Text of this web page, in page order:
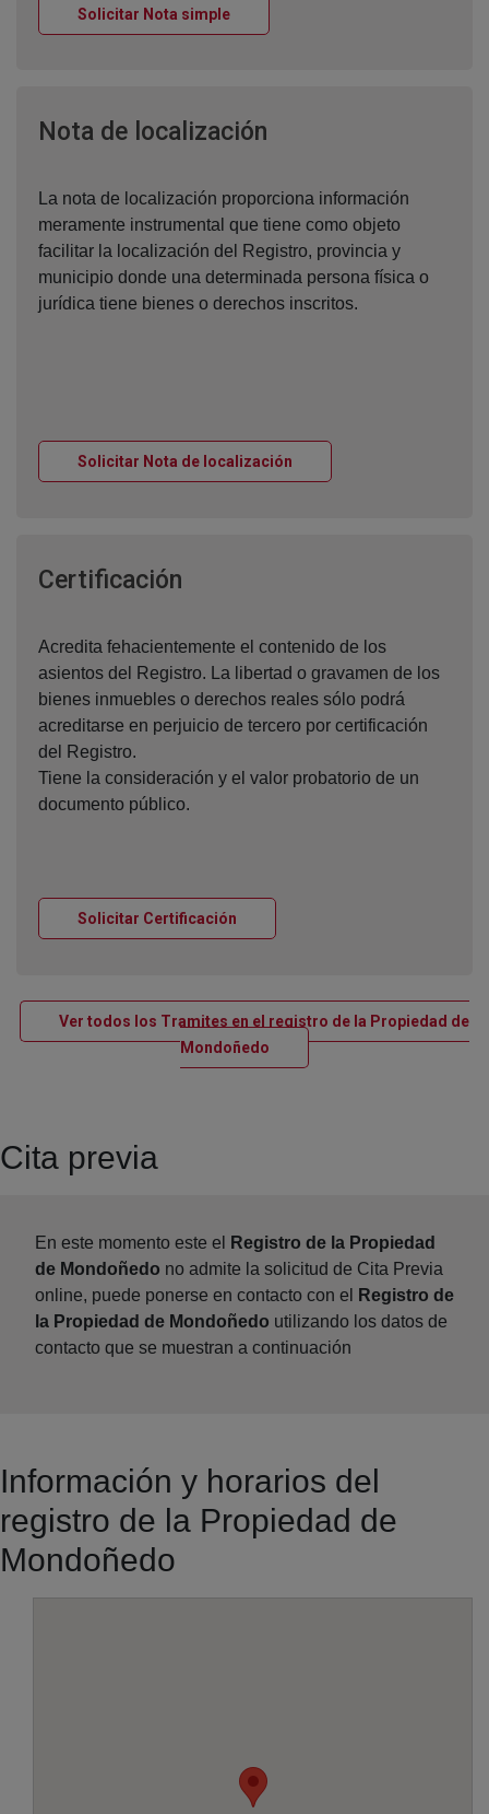
Solicitar Nota simpleVentana nueva
Nota de localización
La nota de localización proporciona información
meramente instrumental que tiene como objeto
facilitar la localización del Registro, provincia y
municipio donde una determinada persona física o
jurídica tiene bienes o derechos inscritos.
Solicitar Nota de localización
Certificación
Acredita fehacientemente el contenido de los
asientos del Registro. La libertad o gravamen de los
bienes inmuebles o derechos reales sólo podrá
acreditarse en perjuicio de tercero por certificación
del Registro.
Tiene la consideración y el valor probatorio de un
documento público.
Solicitar Certificación
Ver todos los Tramites en el registro de la Propiedad de
Mondoñedo Ventana nueva
Cita previa
En este momento este el
Registro de la Propiedad
de Mondoñedo no admite la solicitud de Cita Previa
online, puede ponerse en contacto con el
Registro de
la Propiedad de Mondoñedo utilizando los datos de
contacto que se muestran a continuación
Información y horarios del
registro de la Propiedad de
Mondoñedo